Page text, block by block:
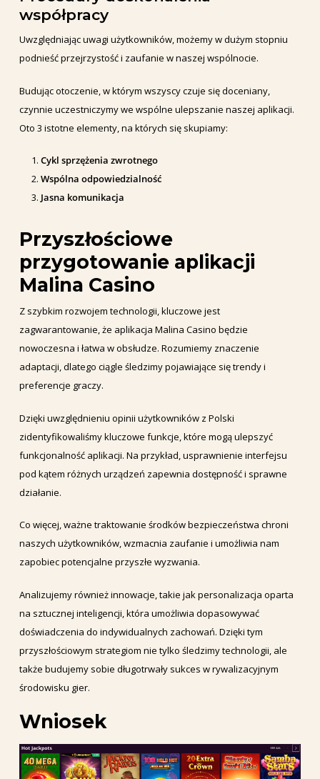
współpracy
Uwzględniając uwagi użytkowników, możemy w dużym stopniu
podnieść przejrzystość i zaufanie w naszej wspólnocie.
Budując otoczenie, w którym wszyscy czuje się doceniany,
czynnie uczestniczymy we wspólne ulepszanie naszej aplikacji.
Oto 3 istotne elementy, na których się skupiamy:
Cykl sprzężenia zwrotnego
Wspólna odpowiedzialność
Jasna komunikacja
Przyszłościowe
przygotowanie aplikacji
Malina Casino
Z szybkim rozwojem technologii, kluczowe jest
zagwarantowanie, że aplikacja Malina Casino będzie
nowoczesna i łatwa w obsłudze. Rozumiemy znaczenie
adaptacji, dlatego ciągle śledzimy pojawiające się trendy i
preferencje graczy.
Dzięki uwzględnieniu opinii użytkowników z Polski
zidentyfikowaliśmy kluczowe funkcje, które mogą ulepszyć
funkcjonalność aplikacji. Na przykład, usprawnienie interfejsu
pod kątem różnych urządzeń zapewnia dostępność i sprawne
działanie.
Co więcej, ważne traktowanie środków bezpieczeństwa chroni
naszych użytkowników, wzmacnia zaufanie i umożliwia nam
zapobiec potencjalne przyszłe wyzwania.
Analizujemy również innowacje, takie jak personalizacja oparta
na sztucznej inteligencji, która umożliwia dopasowywać
doświadczenia do indywidualnych zachowań. Dzięki tym
przyszłościowym strategiom nie tylko śledzimy technologii, ale
także budujemy sobie długotrwały sukces w rywalizacyjnym
środowisku gier.
Wniosek